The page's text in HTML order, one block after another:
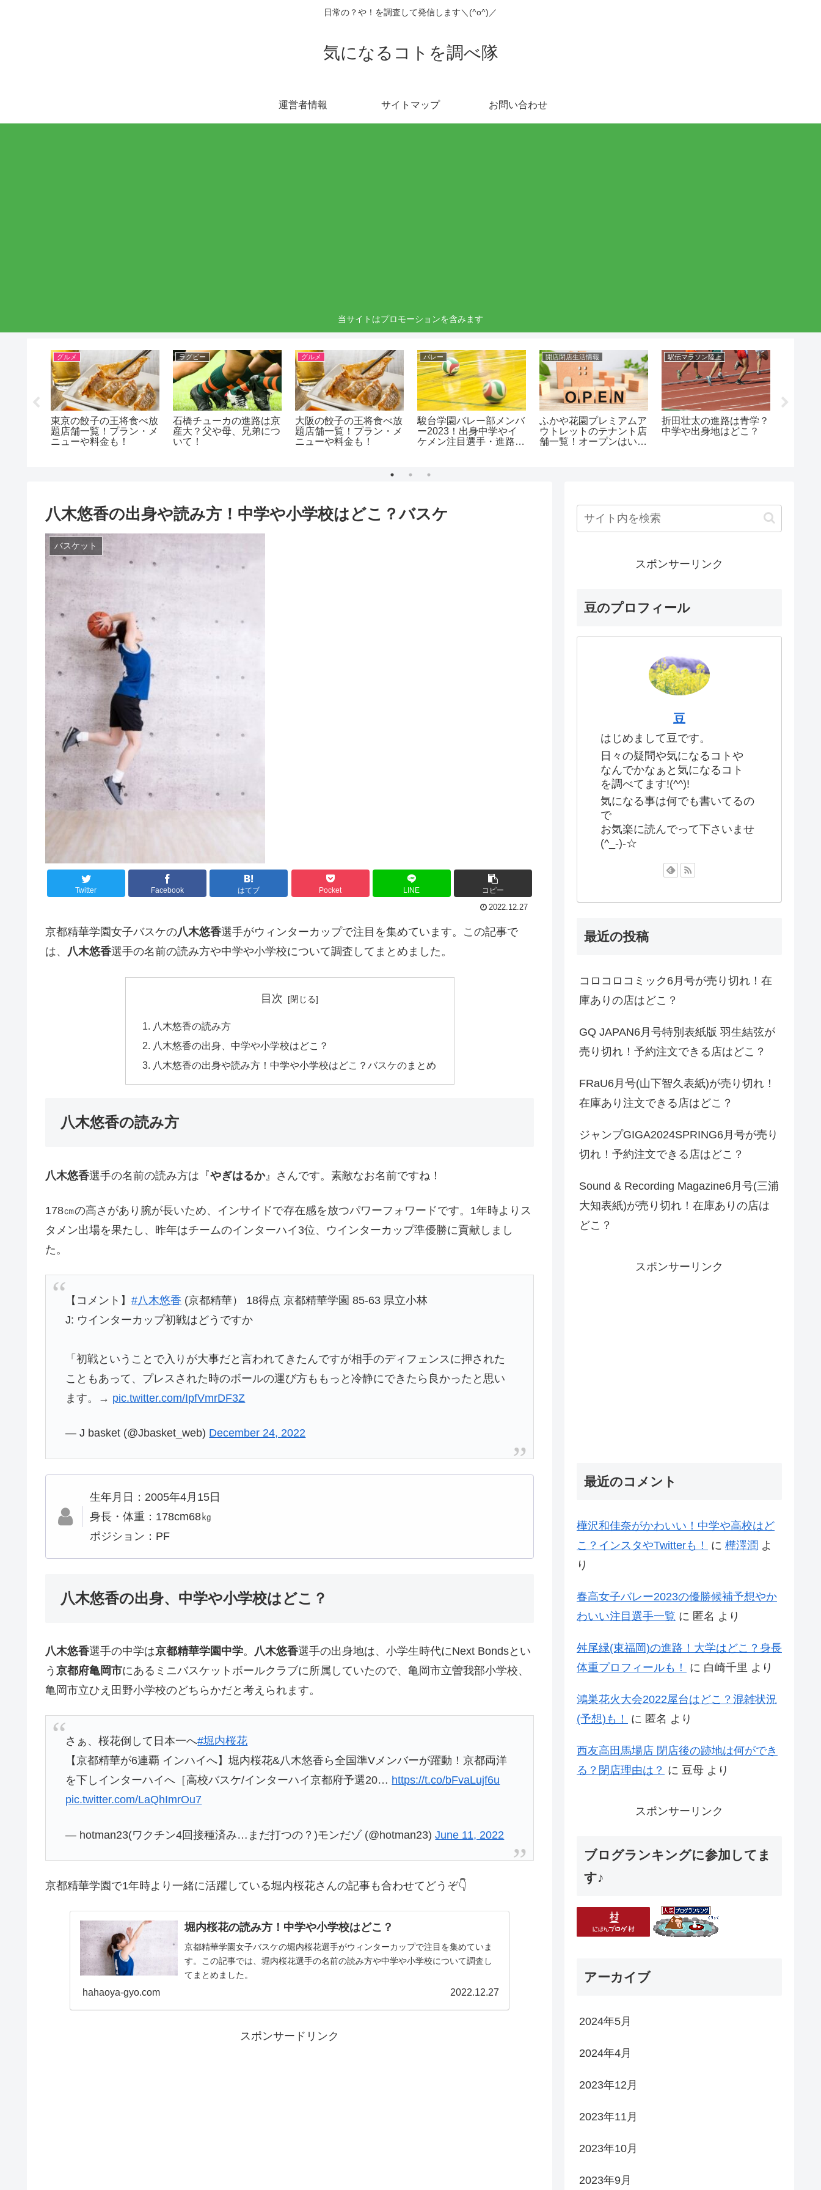
日常の？や！を調査して発信します＼(^o^)／
気になるコトを調べ隊
運営者情報 サイトマップ お問い合わせ
当サイトはプロモーションを含みます
グルメ
東京の餃子の王将食べ放
題店舗一覧！プラン・メ
ニューや料金も！
ラグビー
石橋チューカの進路は京
産大？父や母、兄弟につ
いて！
グルメ
大阪の餃子の王将食べ放
題店舗一覧！プラン・メ
ニューや料金も！
バレー
駿台学園バレー部メンバ
ー2023！出身中学やイ
ケメン注目選手・進路
開店閉店生活情報
ふかや花園プレミアムア
ウトレットのテナント店
舗一覧！オープンはい
駅伝マラソン陸上
折田壮太の進路は青学？
中学や出身地はどこ？
八木悠香の出身や読み方！中学や小学校はどこ？バスケ
バスケット
Twitter Facebook はてブ Pocket LINE コピー
2022.12.27
京都精華学園女子バスケの八木悠香選手がウィンターカップで注目を集めています。この記事で
は、 八木悠香選手の名前の読み方や中学や小学校について調査してまとめました。
目次
八木悠香の読み方
八木悠香の出身、中学や小学校はどこ？
八木悠香の出身や読み方！中学や小学校はどこ？バスケのまとめ
八木悠香の読み方
八木悠香選手の名前の読み方は『やぎはるか』さんです。素敵なお名前ですね！
178㎝の高さがあり腕が長いため、インサイドで存在感を放つパワーフォワードです。1年時よりス
タメン出場を果たし、昨年はチームのインターハイ3位、ウインターカップ準優勝に貢献しまし
た。
【コメント】#八木悠香 (京都精華） 18得点 京都精華学園 85-63 県立小林
J: ウインターカップ初戦はどうですか
「初戦ということで入りが大事だと言われてきたんですが相手のディフェンスに押された
こともあって、プレスされた時のボールの運び方ももっと冷静にできたら良かったと思い
ます。→ pic.twitter.com/IpfVmrDF3Z
— J basket (@Jbasket_web) December 24, 2022
生年月日：2005年4月15日
身長・体重：178cm68㎏
ポジション：PF
八木悠香の出身、中学や小学校はどこ？
八木悠香選手の中学は京都精華学園中学。 八木悠香選手の出身地は、小学生時代にNext Bondsとい
う 京都府亀岡市にあるミニバスケットボールクラブに所属していたので、亀岡市立曽我部小学校、
亀岡市立ひえ田野小学校のどちらかだと考えられます。
さぁ、桜花倒して日本一へ#堀内桜花
【京都精華が6連覇 インハイへ】堀内桜花&八木悠香ら全国準Vメンバーが躍動！京都両洋
を下しインターハイへ［高校バスケ/インターハイ京都府予選20… https://t.co/bFvaLujf6u
pic.twitter.com/LaQhImrOu7
— hotman23(ワクチン4回接種済み…まだ打つの？)モンだゾ (@hotman23)June 11, 2022
京都精華学園で1年時より一緒に活躍している堀内桜花さんの記事も合わせてどうぞ👇
堀内桜花の読み方！中学や小学校はどこ？
京都精華学園女子バスケの堀内桜花選手がウィンターカップで注目を集めていま
す。この記事では、堀内桜花選手の名前の読み方や中学や小学校について調査し
てまとめました。
hahaoya-gyo.com 2022.12.27
スポンサードリンク
スポンサーリンク
豆のプロフィール
豆
はじめまして豆です。
日々の疑問や気になるコトや
なんでかなぁと気になるコト
を調べてます!(^^)!
気になる事は何でも書いてるの
で
お気楽に読んでって下さいませ
(^_-)-☆
最近の投稿
コロコロコミック6月号が売り切れ！在
庫ありの店はどこ？
GQ JAPAN6月号特別表紙版 羽生結弦が
売り切れ！予約注文できる店はどこ？
FRaU6月号(山下智久表紙)が売り切れ！
在庫あり注文できる店はどこ？
ジャンプGIGA2024SPRING6月号が売り
切れ！予約注文できる店はどこ？
Sound & Recording Magazine6月号(三浦
大知表紙)が売り切れ！在庫ありの店は
どこ？
スポンサーリンク
最近のコメント
樺沢和佳奈がかわいい！中学や高校はど
こ？インスタやTwitterも！
に 樺澤潤 よ
り
春高女子バレー2023の優勝候補予想やか
わいい注目選手一覧 に 匿名 より
舛尾緑(東福岡)の進路！大学はどこ？身長
体重プロフィールも！
に 白崎千里 より
鴻巣花火大会2022屋台はどこ？混雑状況
(予想)も！
に 匿名 より
西友高田馬場店 閉店後の跡地は何ができ
る？閉店理由は？ に 豆母 より
スポンサーリンク
ブログランキングに参加してま
す♪
アーカイブ
2024年5月
2024年4月
2023年12月
2023年11月
2023年10月
2023年9月